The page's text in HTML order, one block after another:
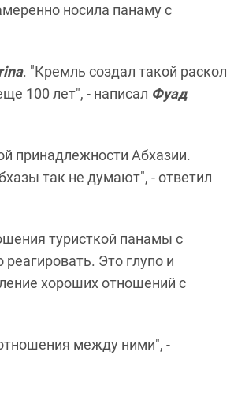
носила панаму с
. "Кремль создал такой раскол
100 лет", - написал Фуад
принадлежности Абхазии.
так не думают", - ответил
туристкой панамы с
Это глупо и
хороших отношений с
между ними", -